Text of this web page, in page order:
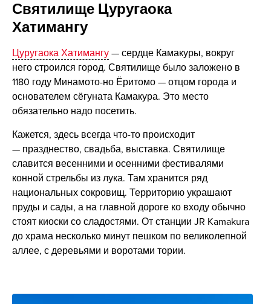
Святилище Цуругаока
Хатимангу
Цуругаока Хатимангу— сердце Камакуры, вокруг
него строился город. Святилище было заложено в
1180 году Минамото-но Ёритомо — отцом города и
основателем сёгуната Камакура. Это место
обязательно надо посетить.
Кажется, здесь всегда что-то происходит
— празднество, свадьба, выставка. Святилище
славится весенними и осенними фестивалями
конной стрельбы из лука. Там хранится ряд
национальных сокровищ. Территорию украшают
пруды и сады, а на главной дороге ко входу обычно
стоят киоски со сладостями. От станции JR Kamakura
до храма несколько минут пешком по великолепной
аллее, с деревьями и воротами тории.